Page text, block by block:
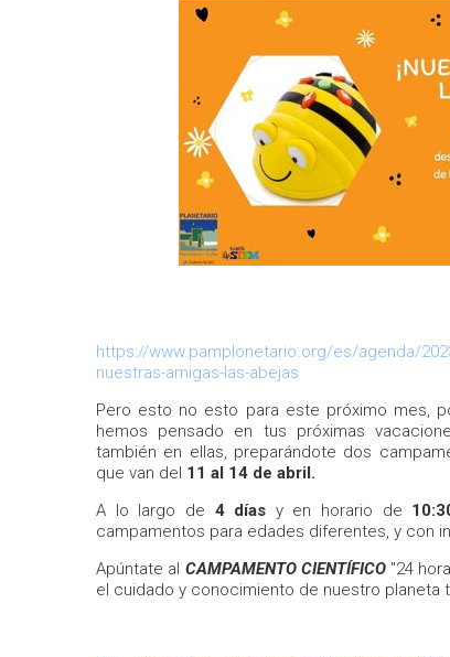
https://www.pamplonetario.org/es/agenda/
nuestras-amigas-las-abejas
Pero esto no esto para este próximo mes,
hemos pensado en tus próximas
también en ellas, preparándote dos
que van del 11 al 14 de abril.
A lo largo de 4 días y en horario de
campamentos para edades diferentes, y con
Apúntate al CAMPAMENTO CIENTÍFICO "24
el cuidado y conocimiento de nuestro planeta